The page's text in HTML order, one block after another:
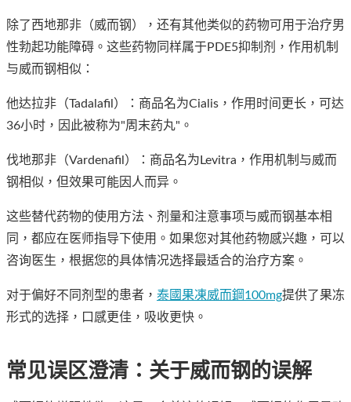
除了西地那非（威而钢），还有其他类似的药物可用于治疗男
性勃起功能障碍。这些药物同样属于PDE5抑制剂，作用机制
与威而钢相似：
他达拉非（Tadalafil）：商品名为Cialis，作用时间更长，可达
36小时，因此被称为"周末药丸"。
伐地那非（Vardenafil）：商品名为Levitra，作用机制与威而
钢相似，但效果可能因人而异。
这些替代药物的使用方法、剂量和注意事项与威而钢基本相
同，都应在医师指导下使用。如果您对其他药物感兴趣，可以
咨询医生，根据您的具体情况选择最适合的治疗方案。
对于偏好不同剂型的患者， 泰國果凍威而鋼100mg提供了果冻
形式的选择，口感更佳，吸收更快。
常见误区澄清：关于威而钢的误解